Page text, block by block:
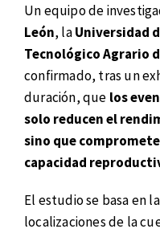
Un equipo de
León, laUniversidad
Tecnológico Agrario
confirmado, tras un
duración, que los
solo reducen el
sino que
capacidad
El estudio se basa en
localizaciones de la